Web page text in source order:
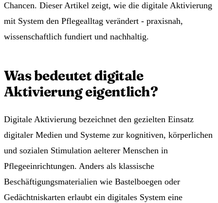
Chancen. Dieser Artikel zeigt, wie die digitale Aktivierung
mit System den Pflegealltag verändert - praxisnah,
wissenschaftlich fundiert und nachhaltig.
Was bedeutet digitale
Aktivierung eigentlich?
Digitale Aktivierung bezeichnet den gezielten Einsatz
digitaler Medien und Systeme zur kognitiven, körperlichen
und sozialen Stimulation aelterer Menschen in
Pflegeeinrichtungen. Anders als klassische
Beschäftigungsmaterialien wie Bastelboegen oder
Gedächtniskarten erlaubt ein digitales System eine